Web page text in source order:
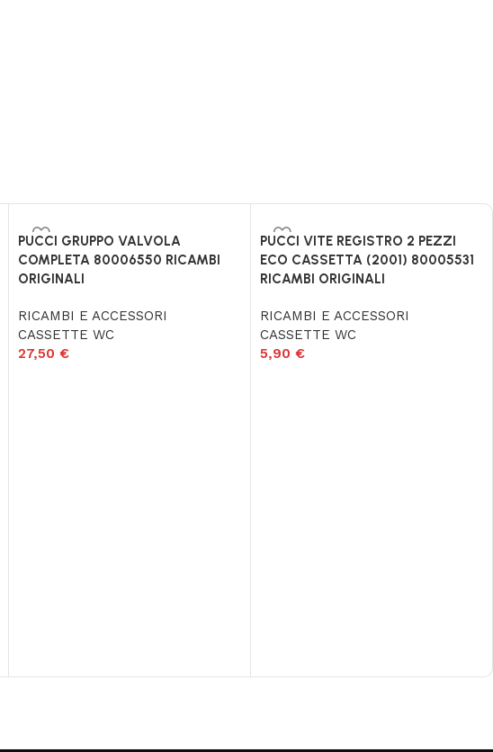
PUCCI GRUPPO VALVOLA
COMPLETA 80006550 RICAMBI
ORIGINALI
RICAMBI E ACCESSORI
CASSETTE WC
27,50€
PUCCI VITE REGISTRO 2 PEZZI
ECO CASSETTA (2001) 80005531
RICAMBI ORIGINALI
RICAMBI E ACCESSORI
CASSETTE WC
5,90 €